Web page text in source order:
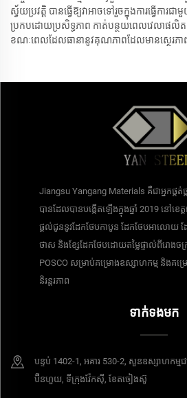
ស្វ័យប្រវត្តិ បានធ្វើឱ្យវាអាចទៅរួចក្នុងការធ្វើកា
ប្រកបដោយប្រសិទ្ធភាព កាត់បន្ថយពេលវេលាផលិ
ខណៈពេលដែលធានានូវគុណភាពដែលមានស្ថេរភាព
Jiangsu Yangang Materials គឺជាអ្នកផ្គត់
បានដែលបានបង្កើតឡើងក្នុងឆ្នាំ 2019 នៅខ
ផ្តល់ជូននូវដែកថែបកាបូន ដែកថែបអាលោ
ថាស និងខ្សែដែកថែបដោយតម្លៃផ្ទាល់ពីរោងច
POSCO សម្រាប់គម្រោងឧស្សាហកម្ម និងគ
និរន្តរភាព
ទាក់ទងមក
បន្ទប់​ 1402-1, អគារ 530-2, សួនឧស្សាហកម្មជ
ប៊ីនហួយ, ទីក្រុងវ៉ែកស៊ី, ខែតចៀងស៊ូ